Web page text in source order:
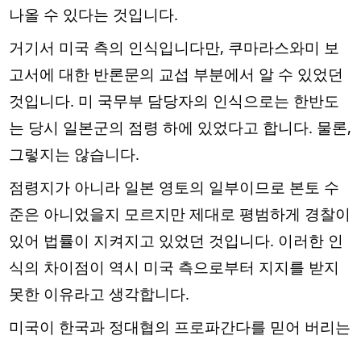
나올 수 있다는 것입니다.
거기서 미국 측의 인식입니다만, 쿠마라스와미 보
고서에 대한 반론문의 교섭 부분에서 알 수 있었던
것입니다. 미 국무부 담당자의 인식으로는 한반도
는 당시 일본군의 점령 하에 있었다고 합니다. 물론,
그렇지는 않습니다.
점령지가 아니라 일본 영토의 일부이므로 본토 수
준은 아니었을지 모르지만 제대로 평범하게 경찰이
있어 법률이 지켜지고 있었던 것입니다. 이러한 인
식의 차이점이 역시 미국 측으로부터 지지를 받지
못한 이유라고 생각합니다.
미국이 한국과 정대협의 프로파간다를 믿어 버리는